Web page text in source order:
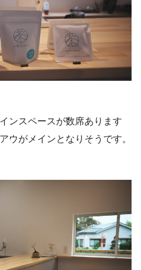
ンスペースが数席あります
ウがメインとなりそうです。